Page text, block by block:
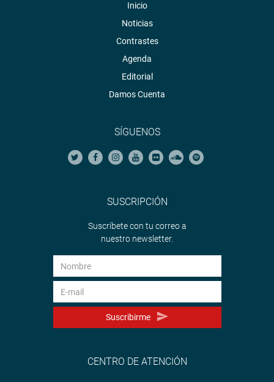
Inicio
Noticias
Contrastes
Agenda
Editorial
Damos Cuenta
SÍGUENOS
SUSCRIPCIÓN
Suscríbete con tu correo a
nuestro newsletter.
Suscribirme
CENTRO DE ATENCIÓN